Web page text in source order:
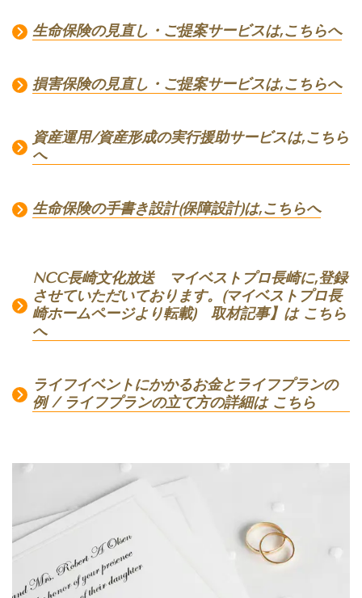
生命保険の見直し・ご提案サービスは,こちらへ
損害保険の見直し・ご提案サービスは,こちらへ
資産運用/資産形成の実行援助サービスは,こちら
へ
生命保険の手書き設計(保障設計)は,こちらへ
NCC長崎文化放送 マイベストプロ長崎に,登録
させていただいております。(マイベストプロ長
崎ホームページより転載) 取材記事】は こちら
へ
ライフイベントにかかるお金とライフプランの
例 / ライフプランの立て方の詳細は こちら